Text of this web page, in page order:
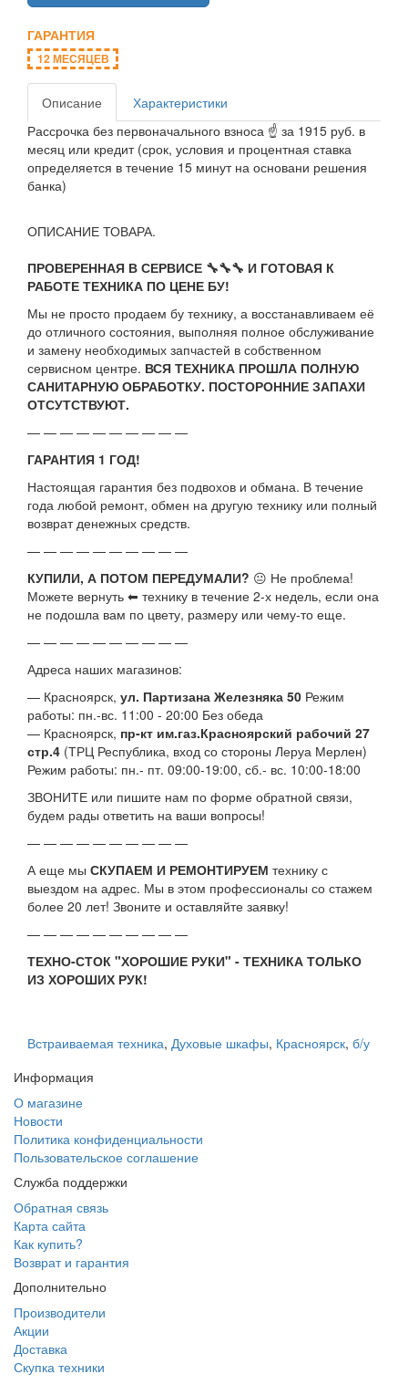
ГАРАНТИЯ
12 МЕСЯЦЕВ
Описание
Характеристики
Рассрочка без первоначального взноса ☝ за 1915 руб. в
месяц или кредит (срок, условия и процентная ставка
определяется в течение 15 минут на основани решения
банка)
ОПИСАНИЕ ТОВАРА.
ПРОВЕРЕННАЯ В СЕРВИСЕ 🔧🔧🔧 И ГОТОВАЯ К
РАБОТЕ ТЕХНИКА ПО ЦЕНЕ БУ!
Мы не просто продаем бу технику, а восстанавливаем её
до отличного состояния, выполняя полное обслуживание
и замену необходимых запчастей в собственном
сервисном центре. ВСЯ ТЕХНИКА ПРОШЛА ПОЛНУЮ
САНИТАРНУЮ ОБРАБОТКУ. ПОСТОРОННИЕ ЗАПАХИ
ОТСУТСТВУЮТ.
— — — — — — — — — —
ГАРАНТИЯ 1 ГОД!
Настоящая гарантия без подвохов и обмана. В течение
года любой ремонт, обмен на другую технику или полный
возврат денежных средств.
— — — — — — — — — —
КУПИЛИ, А ПОТОМ ПЕРЕДУМАЛИ? 😐 Не проблема!
Можете вернуть ⬅ технику в течение 2-х недель, если она
не подошла вам по цвету, размеру или чему-то еще.
— — — — — — — — — —
Адреса наших магазинов:
— Красноярск, ул. Партизана Железняка 50 Режим
работы: пн.-вс. 11:00 - 20:00 Без обеда
— Красноярск, пр-кт им.газ.Красноярский рабочий 27
стр.4 (ТРЦ Республика, вход со стороны Леруа Мерлен)
Режим работы: пн.- пт. 09:00-19:00, сб.- вс. 10:00-18:00
ЗВОНИТЕ или пишите нам по форме обратной связи,
будем рады ответить на ваши вопросы!
— — — — — — — — — —
А еще мы СКУПАЕМ И РЕМОНТИРУЕМ технику с
выездом на адрес. Мы в этом профессионалы со стажем
более 20 лет! Звоните и оставляйте заявку!
— — — — — — — — — —
ТЕХНО-СТОК "ХОРОШИЕ РУКИ" - ТЕХНИКА ТОЛЬКО
ИЗ ХОРОШИХ РУК!
Встраиваемая техника, Духовые шкафы, Красноярск, б/у
Информация
О магазине
Новости
Политика конфиденциальности
Пользовательское соглашение
Служба поддержки
Обратная связь
Карта сайта
Как купить?
Возврат и гарантия
Дополнительно
Производители
Акции
Доставка
Скупка техники